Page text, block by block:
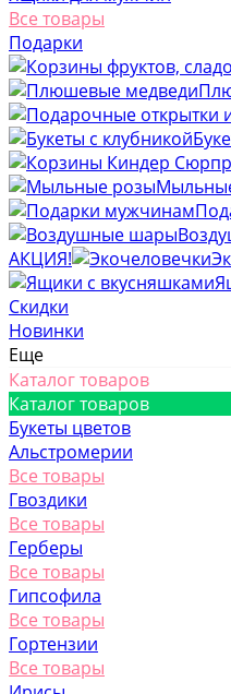
Все товары
Подарки
АКЦИЯ!
Скидки
Новинки
Еще
Каталог товаров
Каталог товаров
Букеты цветов
Альстромерии
Все товары
Гвоздики
Все товары
Герберы
Все товары
Гипсофила
Все товары
Гортензии
Все товары